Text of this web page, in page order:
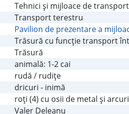
Tehnici şi mijloace de
Transport terestru
Pavilion de prezentare a
Trăsură cu funcţie transport
Trăsură
animală: 1-2 cai
rudă / rudiţe
dricuri - inimă
roţi (4) cu osii de metal şi arcuri
Valer Deleanu